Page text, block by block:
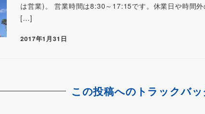
は営業)。 営業時間は8:30～17:15です。休業日や時間
[…]
2017年1月31日
この投稿へのトラックバッ